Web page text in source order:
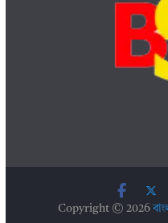
Copyright © 2026